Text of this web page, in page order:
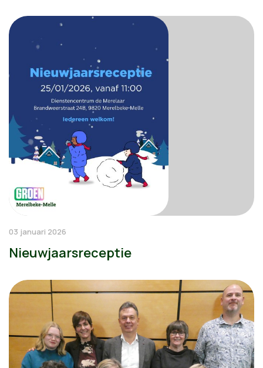
03 januari 2026
Nieuwjaarsreceptie